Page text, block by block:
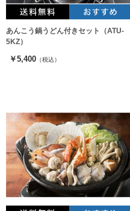
あんこう鍋うどん付きセット（ATU-
5KZ）
￥5,400 （税込）